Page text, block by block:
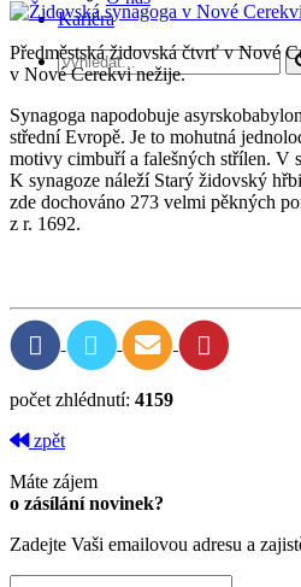
Kariéra
Předměstská židovská čtvrť v Nové
v Nové Cerekvi nežije.
Synagoga napodobuje
střední Evropě. Je to mohutná
motivy cimbuří a falešných střílen. V
K synagoze náleží Starý židovský
zde dochováno 273 velmi pěkných
z r. 1692.
počet zhlédnutí: 4159
zpět
Máte zájem
o zásílání novinek?
Zadejte Vaši emailovou adresu a